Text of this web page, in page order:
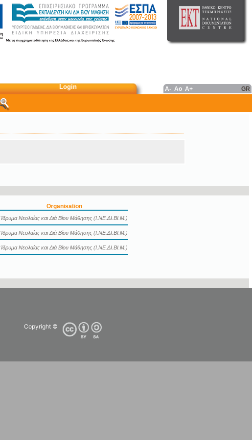
Login A- Ao A+ GR
Organisation
Ίδρυμα Νεολαίας και Διά Βίου Μάθησης (Ι.ΝΕ.ΔΙ.ΒΙ.Μ.)
Ίδρυμα Νεολαίας και Διά Βίου Μάθησης (Ι.ΝΕ.ΔΙ.ΒΙ.Μ.)
Ίδρυμα Νεολαίας και Διά Βίου Μάθησης (Ι.ΝΕ.ΔΙ.ΒΙ.Μ.)